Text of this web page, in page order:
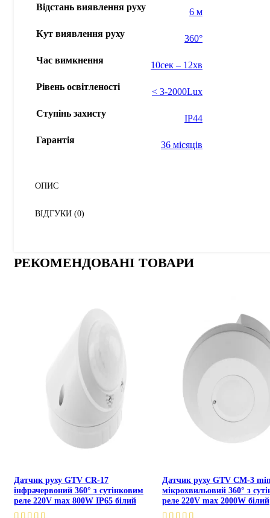
Відстань виявлення руху 6 м
Кут виявлення руху 360°
Час вимкнення 10сек – 12хв
Рівень освітленості < 3-2000Lux
Ступінь захисту IP44
Гарантія 36 місяців
ОПИС
ВІДГУКИ (0)
РЕКОМЕНДОВАНІ ТОВАРИ
Датчик руху GTV CR-17
інфрачервоний 360° з сутінковим
реле 220V max 800W IP65 білий
Датчик руху GTV CM-3
мікрохвильовий 360° з
реле 220V max 2000W білий